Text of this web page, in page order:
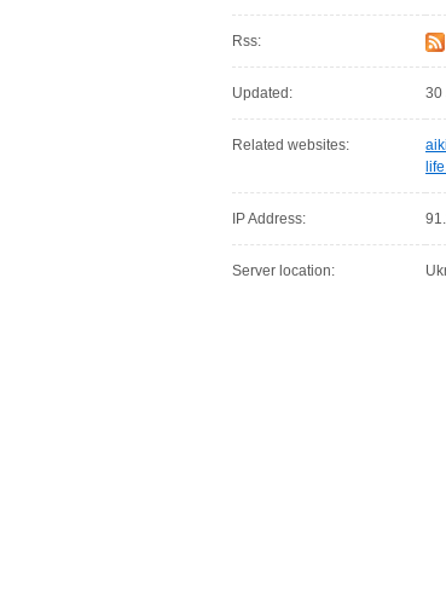
Rss:
Updated: 30
Related websites:
IP Address:
Server location: